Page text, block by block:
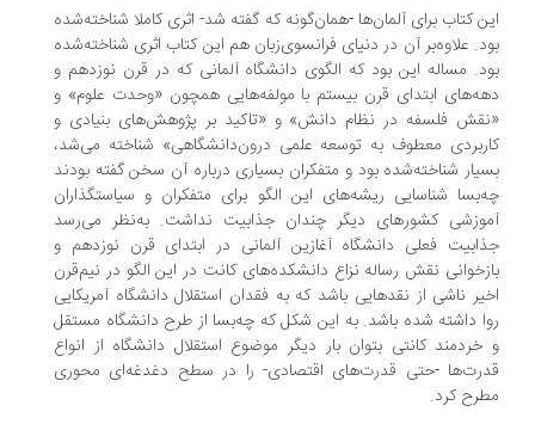
کتاب برای آلمان‌ها -همان‌گونه که گفته شد- اثری کاملا شناخته‌شده
علاو‌ه‌بر آن در دنیای فرانسوی‌زبان هم این کتاب اثری شناخته‌شده
مساله این بود که الگوی دانشگاه آلمانی که در قرن نوزدهم و
ابتدای قرن بیستم با مولفه‌هایی همچون «وحدت علوم» و
فلسفه در نظام دانش» و «تاکید بر پژوهش‌های بنیادی و
معطوف به توسعه علمی درون‌دانشگاهی» شناخته می‌شد،
شناخته‌شده بود و متفکران بسیاری درباره آن سخن گفته بودند
شناسایی ریشه‌های این الگو برای متفکران و سیاستگذاران
کشورهای دیگر چندان جذابیت نداشت. به‌نظر می‌رسد
فعلی دانشگاه آغازین آلمانی در ابتدای قرن نوزدهم و
نقش رساله نزاع دانشکده‌های کانت در این الگو در نیم‌قرن
ناشی از نقدهایی باشد که به فقدان استقلال دانشگاه آمریکایی
داشته شده باشد. به این شکل که چه‌بسا از طرح دانشگاه مستقل
کانتی بتوان بار دیگر موضوع استقلال دانشگاه از انواع
-حتی قدرت‌های اقتصادی- را در سطح دغدغه‌ای محوری
کرد.